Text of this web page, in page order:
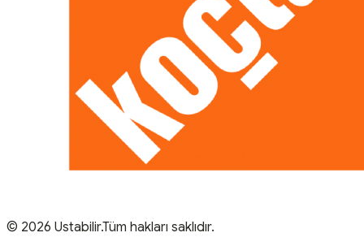
© 2026 Ustabilir.Tüm hakları saklıdır.